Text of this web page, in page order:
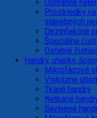
Ochranné
Prostriedky
stavebných
Dezinfekčné
Špeciálne
Ostatné
Handry, utierky,
Mikrofázové
Viskózne
Tkané handry
Netkané
Bavlnené